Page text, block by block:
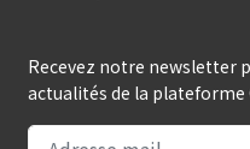
Recevez notre newsletter
actualités de la plateforme